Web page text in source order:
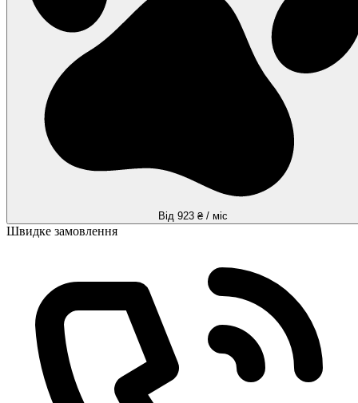
Від 923 ₴ / міс
Швидке замовлення